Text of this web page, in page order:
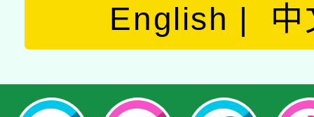
English 中